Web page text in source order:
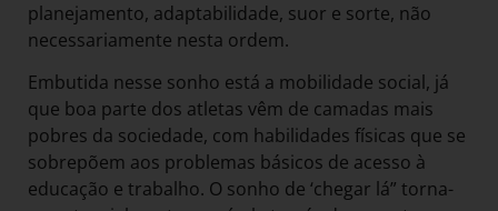
planejamento, adaptabilidade, suor e sorte, não
necessariamente nesta ordem.
Embutida nesse sonho está a mobilidade social, já
que boa parte dos atletas vêm de camadas mais
pobres da sociedade, com habilidades físicas que se
sobrepõem aos problemas básicos de acesso à
educação e trabalho. O sonho de ‘chegar lá” torna-